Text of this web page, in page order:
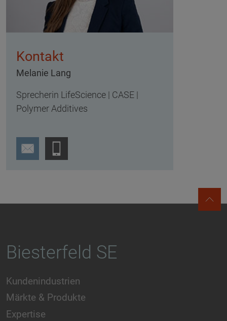
Kontakt
Melanie Lang
Sprecherin LifeScience | CASE |
Polymer Additives
Biesterfeld SE
Kundenindustrien
Märkte & Produkte
Expertise